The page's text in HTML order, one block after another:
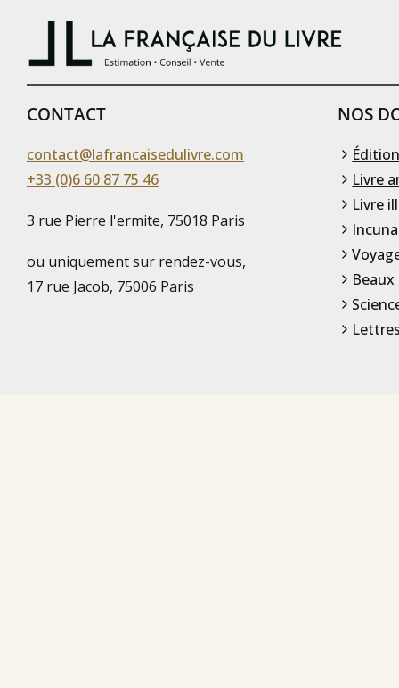
CONTACT
contact@lafrancaisedulivre.com
+33 (0)6 60 87 75 46
3 rue Pierre l'ermite, 75018 Paris
ou uniquement sur rendez-vous,
17 rue Jacob, 75006 Paris
NOS
Livre
Livre